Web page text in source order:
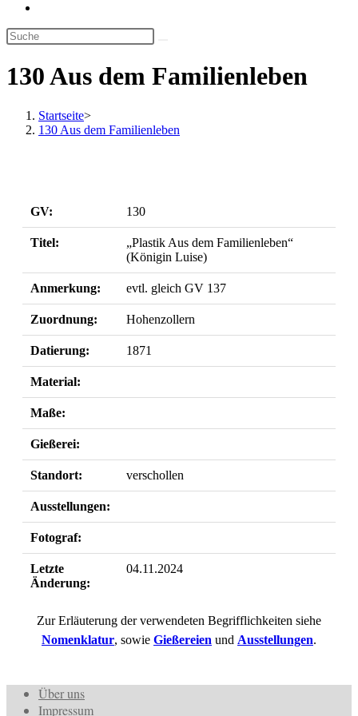
umschalten
130 Aus dem Familienleben
Startseite>
130 Aus dem Familienleben
GV: 130
Titel:
„Plastik Aus dem Familienleben“
(Königin Luise)
Anmerkung: evtl. gleich GV 137
Zuordnung: Hohenzollern
Datierung: 1871
Material:
Maße:
Gießerei:
Standort: verschollen
Ausstellungen:
Fotograf:
Letzte
Änderung:
04.11.2024
Zur Erläuterung der verwendeten Begrifflichkeiten siehe
Nomenklatur, sowie Gießereien und Ausstellungen.
Über uns
Impressum